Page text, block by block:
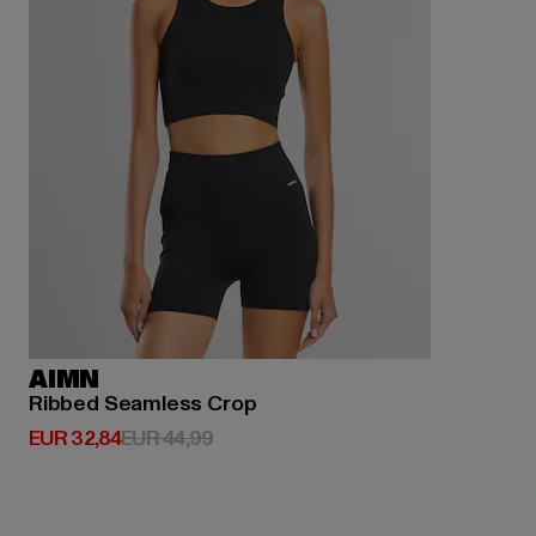
AIMN
Ribbed Seamless Crop
EUR 32,84
Derzeitiger Preis: EUR 32,84
EUR 44,99Aktionspreis: EUR 44,99